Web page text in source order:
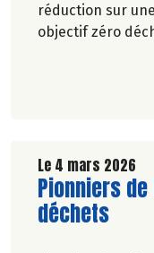
réduction sur
objectif zéro
Le 4 mars 2026
Lire la suite
Pionniers
déchets